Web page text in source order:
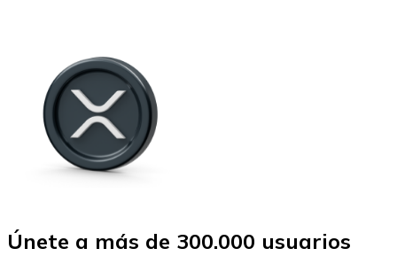
Únete a más de 300.000 usuarios